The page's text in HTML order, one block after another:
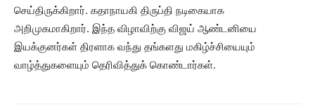
செய்திருக்கிறார். கதாநாயகி திருப்தி நடிகையாக
அறிமுகமாகிறார். இந்த விழாவிற்கு விஜய் ஆண்டனியை
இயக்குனர்கள் திரளாக வந்து தங்களது மகிழ்ச்சியையும்
வாழ்த்துகளையும் தெரிவித்துக் கொண்டார்கள்.